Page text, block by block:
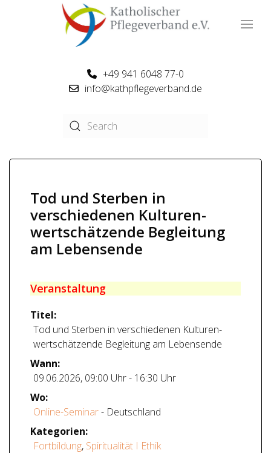
+49 941 6048 77-0
info@kathpflegeverband.de
Tod und Sterben in
verschiedenen Kulturen-
wertschätzende Begleitung
am Lebensende
Veranstaltung
Titel:
Tod und Sterben in verschiedenen Kulturen-
wertschätzende Begleitung am Lebensende
Wann:
09.06.2026, 09:00 Uhr- 16:30 Uhr
Wo:
Online-Seminar- Deutschland
Kategorien:
Fortbildung, Spiritualität I Ethik